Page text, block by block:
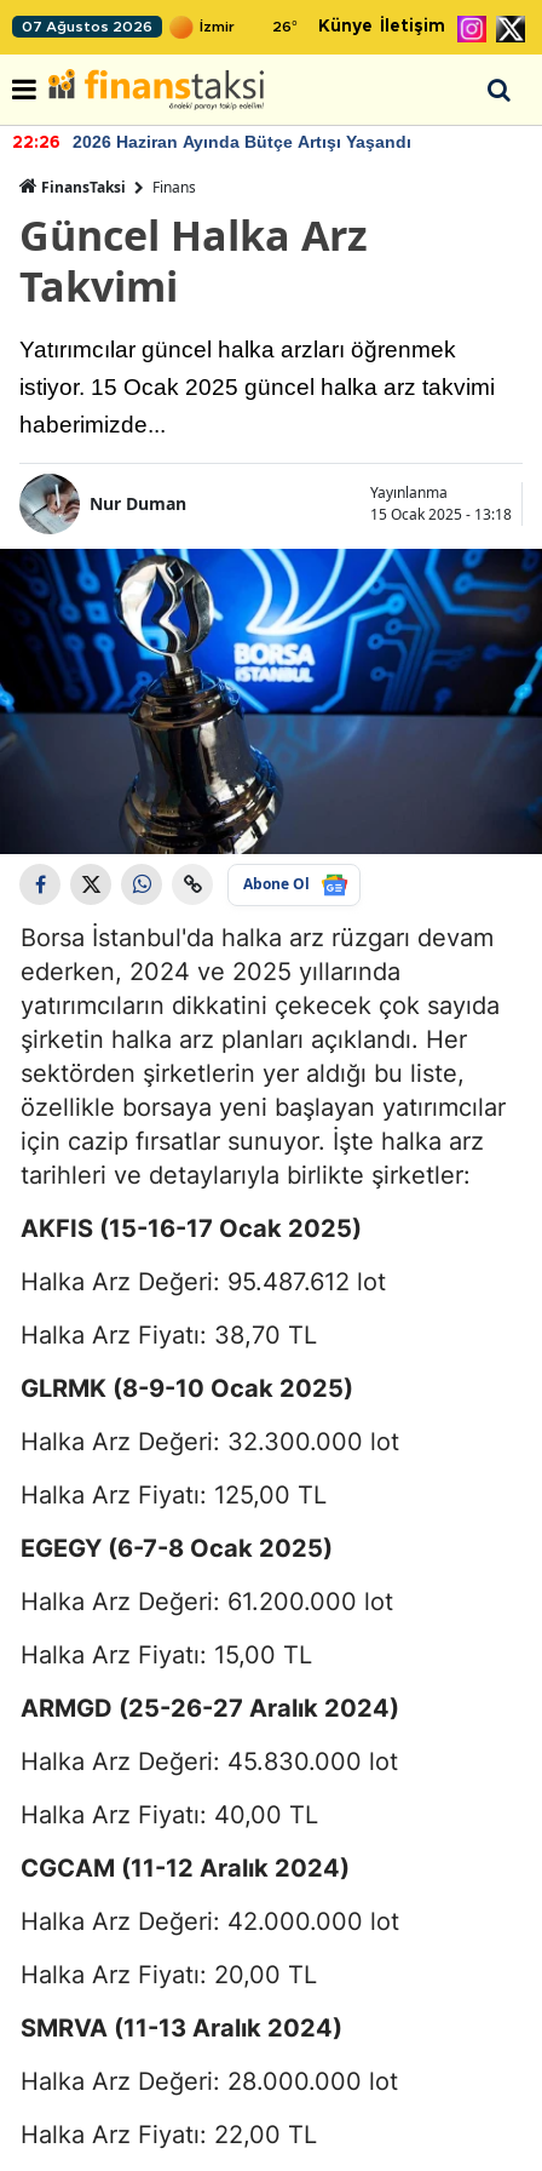
07 Ağustos 2026 26° Künye İletişim
22:26 2026 Haziran Ayında Bütçe Artışı Yaşandı
FinansTaksi Finans
Güncel Halka Arz
Takvimi
Yatırımcılar güncel halka arzları öğrenmek
istiyor. 15 Ocak 2025 güncel halka arz takvimi
haberimizde...
Nur Duman
Yayınlanma
15 Ocak 2025 - 13:18
Abone Ol
Borsa İstanbul'da halka arz rüzgarı devam
ederken, 2024 ve 2025 yıllarında
yatırımcıların dikkatini çekecek çok sayıda
şirketin halka arz planları açıklandı. Her
sektörden şirketlerin yer aldığı bu liste,
özellikle borsaya yeni başlayan yatırımcılar
için cazip fırsatlar sunuyor. İşte halka arz
tarihleri ve detaylarıyla birlikte şirketler:
AKFIS (15-16-17 Ocak 2025)
Halka Arz Değeri: 95.487.612 lot
Halka Arz Fiyatı: 38,70 TL
GLRMK (8-9-10 Ocak 2025)
Halka Arz Değeri: 32.300.000 lot
Halka Arz Fiyatı: 125,00 TL
EGEGY (6-7-8 Ocak 2025)
Halka Arz Değeri: 61.200.000 lot
Halka Arz Fiyatı: 15,00 TL
ARMGD (25-26-27 Aralık 2024)
Halka Arz Değeri: 45.830.000 lot
Halka Arz Fiyatı: 40,00 TL
CGCAM (11-12 Aralık 2024)
Halka Arz Değeri: 42.000.000 lot
Halka Arz Fiyatı: 20,00 TL
SMRVA (11-13 Aralık 2024)
Halka Arz Değeri: 28.000.000 lot
Halka Arz Fiyatı: 22,00 TL